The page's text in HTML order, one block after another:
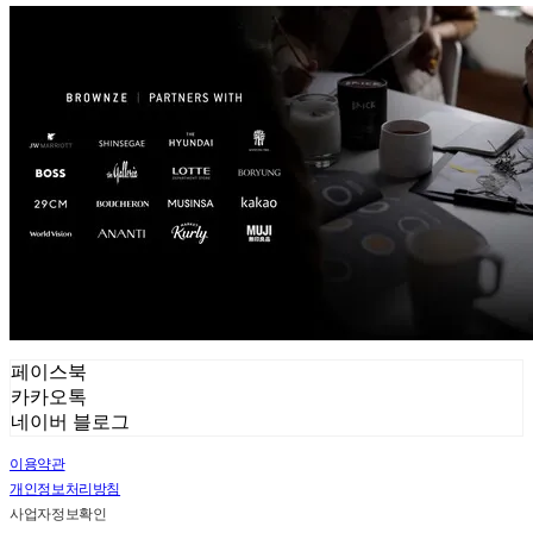
페이스북
카카오톡
네이버 블로그
이용약관
개인정보처리방침
사업자정보확인